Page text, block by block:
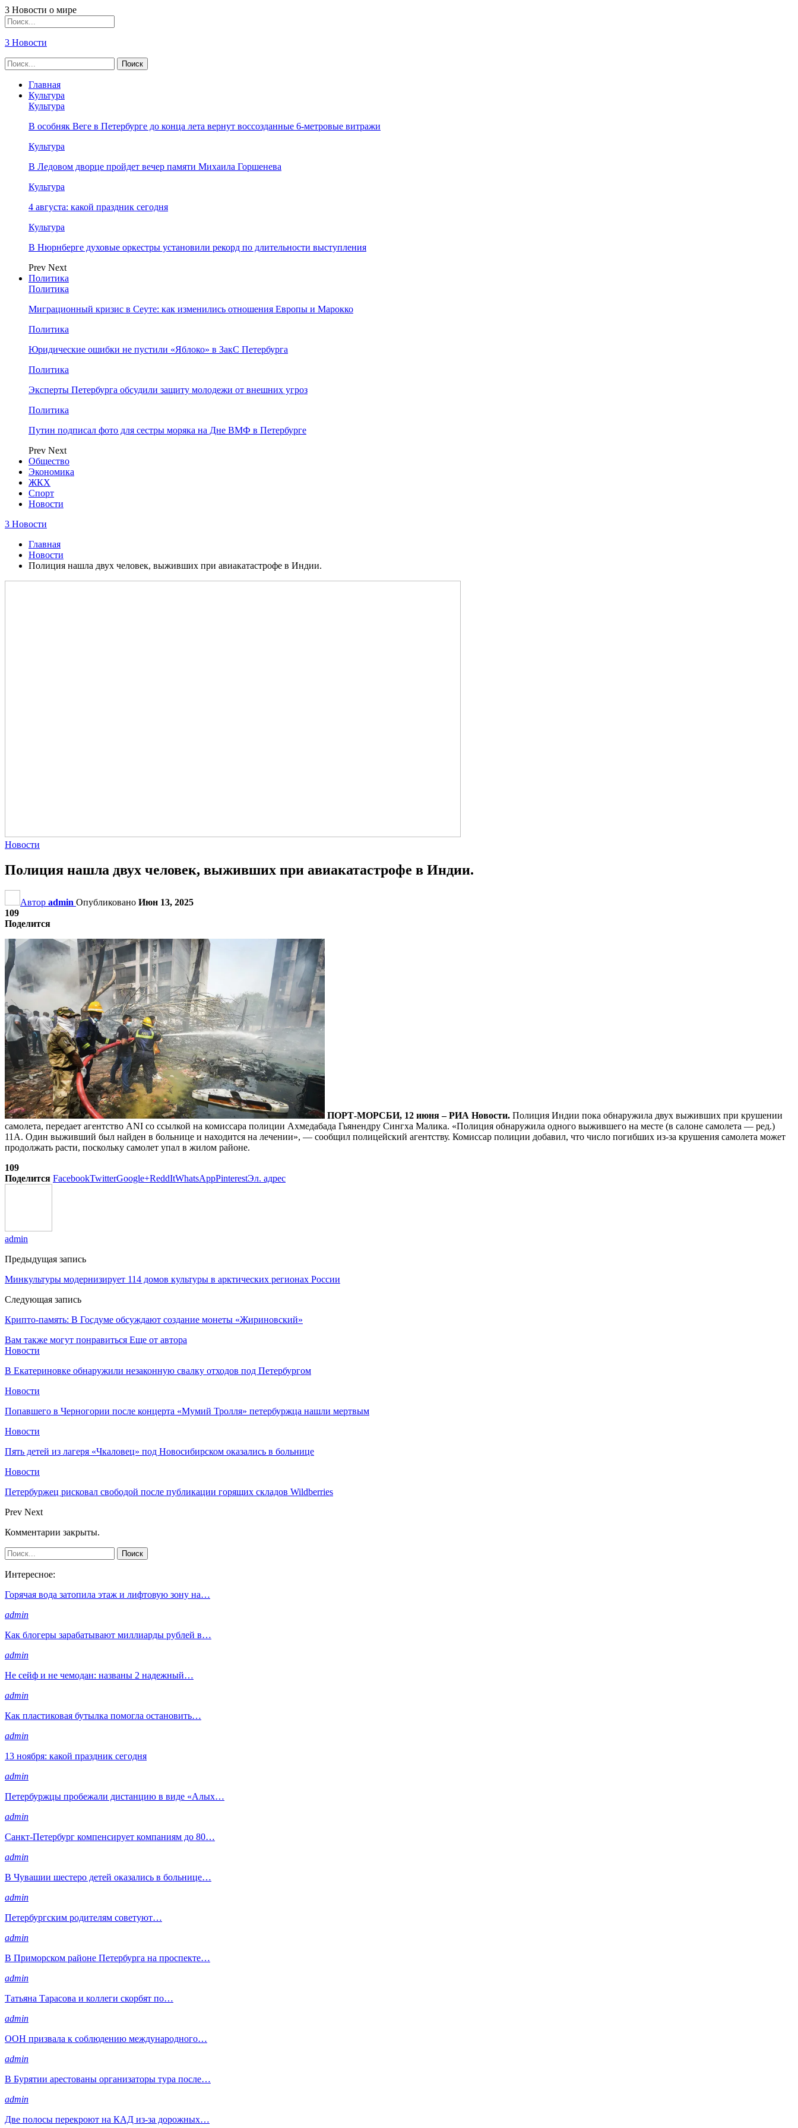
3 Новости о мире
3 Новости
Главная
Культура
Культура
В особняк Веге в Петербурге до конца лета вернут воссозданные 6-метровые витражи
Культура
В Ледовом дворце пройдет вечер памяти Михаила Горшенева
Культура
4 августа: какой праздник сегодня
Культура
В Нюрнберге духовые оркестры установили рекорд по длительности выступления
Prev Next
Политика
Политика
Миграционный кризис в Сеуте: как изменились отношения Европы и Марокко
Политика
Юридические ошибки не пустили «Яблоко» в ЗакС Петербурга
Политика
Эксперты Петербурга обсудили защиту молодежи от внешних угроз
Политика
Путин подписал фото для сестры моряка на Дне ВМФ в Петербурге
Prev Next
Общество
Экономика
ЖКХ
Спорт
Новости
3 Новости
Главная
Новости
Полиция нашла двух человек, выживших при авиакатастрофе в Индии.
Новости
Полиция нашла двух человек, выживших при авиакатастрофе в Индии.
Автор admin Опубликовано Июн 13, 2025
109
Поделится
ПОРТ-МОРСБИ, 12 июня – РИА Новости. Полиция Индии пока обнаружила двух выживших при крушении
самолета, передает агентство ANI со ссылкой на комиссара полиции Ахмедабада Гьянендру Сингха Малика. «Полиция обнаружила одного выжившего на месте (в салоне самолета — ред.)
11A. Один выживший был найден в больнице и находится на лечении», — сообщил полицейский агентству. Комиссар полиции добавил, что число погибших из-за крушения самолета может
продолжать расти, поскольку самолет упал в жилом районе.
109
Поделится FacebookTwitterGoogle+ReddItWhatsAppPinterestЭл. адрес
admin
Предыдущая запись
Минкультуры модернизирует 114 домов культуры в арктических регионах России
Следующая запись
Крипто-память: В Госдуме обсуждают создание монеты «Жириновский»
Вам также могут понравиться Еще от автора
Новости
В Екатериновке обнаружили незаконную свалку отходов под Петербургом
Новости
Попавшего в Черногории после концерта «Мумий Тролля» петербуржца нашли мертвым
Новости
Пять детей из лагеря «Чкаловец» под Новосибирском оказались в больнице
Новости
Петербуржец рисковал свободой после публикации горящих складов Wildberries
Prev Next
Комментарии закрыты.
Интересное:
Горячая вода затопила этаж и лифтовую зону на…
admin
Как блогеры зарабатывают миллиарды рублей в…
admin
Не сейф и не чемодан: названы 2 надежный…
admin
Как пластиковая бутылка помогла остановить…
admin
13 ноября: какой праздник сегодня
admin
Петербуржцы пробежали дистанцию в виде «Алых…
admin
Санкт-Петербург компенсирует компаниям до 80…
admin
В Чувашии шестеро детей оказались в больнице…
admin
Петербургским родителям советуют…
admin
В Приморском районе Петербурга на проспекте…
admin
Татьяна Тарасова и коллеги скорбят по…
admin
ООН призвала к соблюдению международного…
admin
В Бурятии арестованы организаторы тура после…
admin
Две полосы перекроют на КАД из-за дорожных…